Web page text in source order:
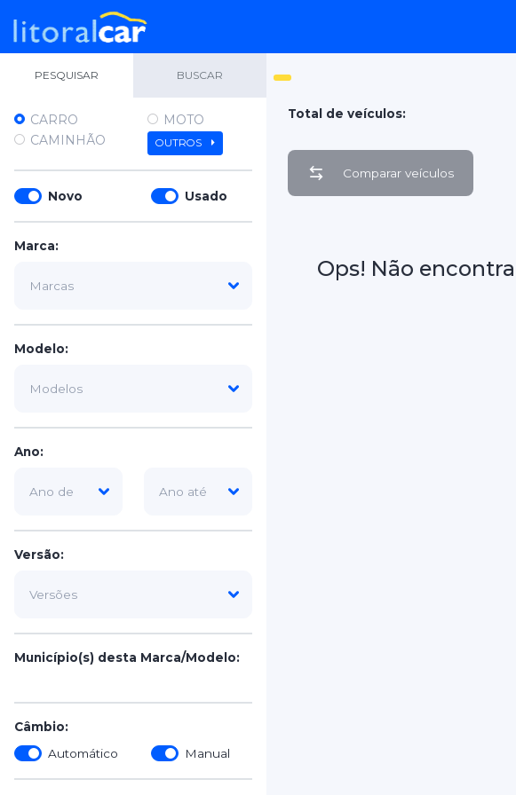
PESQUISAR BUSCAR
CARRO
MOTO
CAMINHÃO
OUTROS
Novo Usado
Marca:
Modelo:
Ano:
Versão:
Município(s) desta Marca/Modelo:
Câmbio:
Automático
Manual
Total de veículos:
Comparar veículos
Ops! Não